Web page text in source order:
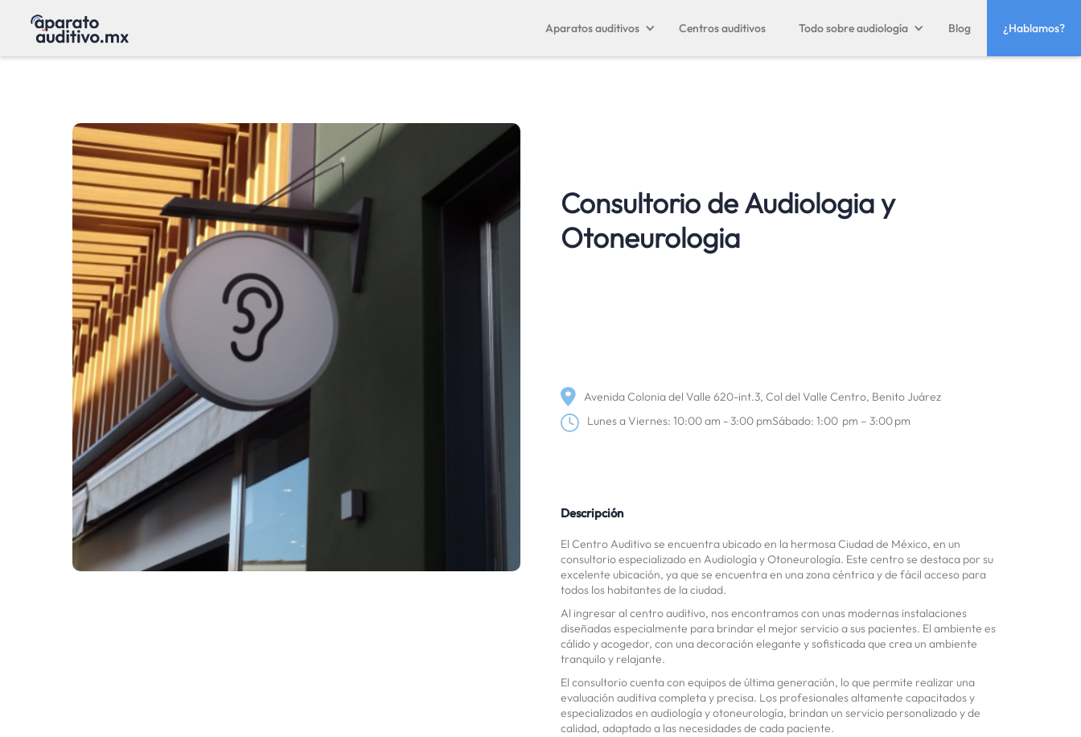
Aparatos auditivos Centros auditivos Todo sobre audiología Blog ¿Hablamos?
Consultorio de Audiologia y
Otoneurologia
Avenida Colonia del Valle 620-int.3, Col del Valle Centro, Benito Juárez
Lunes a Viernes: 10:00 am - 3:00 pmSábado: 1:00 pm – 3:00 pm
Descripción
El Centro Auditivo se encuentra ubicado en la hermosa Ciudad de México, en un
consultorio especializado en Audiología y Otoneurología. Este centro se destaca por su
excelente ubicación, ya que se encuentra en una zona céntrica y de fácil acceso para
todos los habitantes de la ciudad.
Al ingresar al centro auditivo, nos encontramos con unas modernas instalaciones
diseñadas especialmente para brindar el mejor servicio a sus pacientes. El ambiente es
cálido y acogedor, con una decoración elegante y sofisticada que crea un ambiente
tranquilo y relajante.
El consultorio cuenta con equipos de última generación, lo que permite realizar una
evaluación auditiva completa y precisa. Los profesionales altamente capacitados y
especializados en audiología y otoneurología, brindan un servicio personalizado y de
calidad, adaptado a las necesidades de cada paciente.